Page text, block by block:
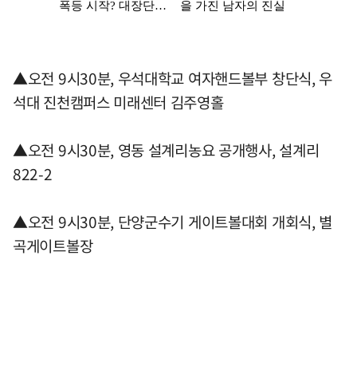
▲오전 9시30분, 우석대학교 여자핸드볼부 창단식, 우
석대 진천캠퍼스 미래센터 김주영홀
▲오전 9시30분, 영동 설계리농요 공개행사, 설계리
822-2
▲오전 9시30분, 단양군수기 게이트볼대회 개회식, 별
곡게이트볼장